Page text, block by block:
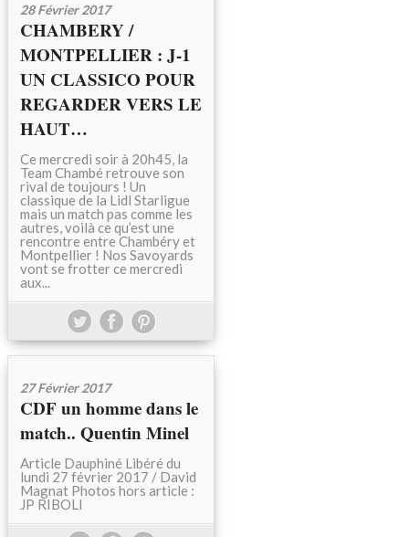
28 Février 2017
CHAMBERY /
MONTPELLIER : J-1
UN CLASSICO POUR
REGARDER VERS LE
HAUT…
Ce mercredi soir à 20h45, la
Team Chambé retrouve son
rival de toujours ! Un
classique de la Lidl Starligue
mais un match pas comme les
autres, voilà ce qu’est une
rencontre entre Chambéry et
Montpellier ! Nos Savoyards
vont se frotter ce mercredi
aux...
27 Février 2017
CDF un homme dans le
match.. Quentin Minel
Article Dauphiné Libéré du
lundi 27 février 2017 / David
Magnat Photos hors article :
JP RIBOLI